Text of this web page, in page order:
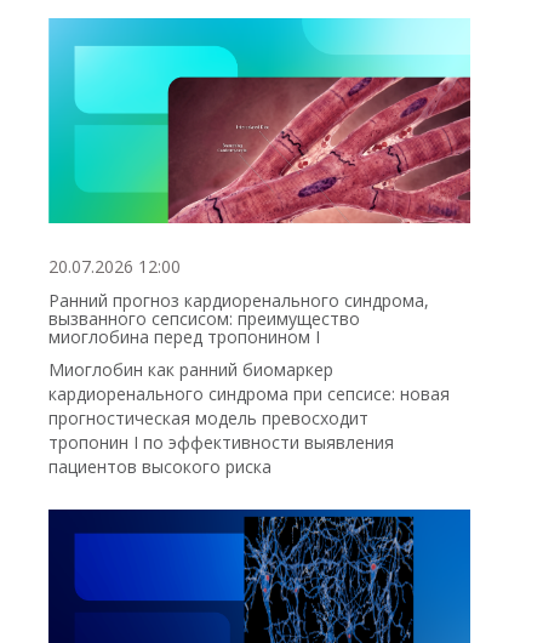
20.07.2026 12:00
Ранний прогноз кардиоренального синдрома,
вызванного сепсисом: преимущество
миоглобина перед тропонином I
Миоглобин как ранний биомаркер
кардиоренального синдрома при сепсисе: новая
прогностическая модель превосходит
тропонин I по эффективности выявления
пациентов высокого риска